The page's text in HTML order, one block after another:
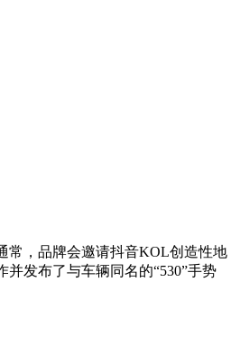
常，品牌会邀请抖音KOL创造性地
发布了与车辆同名的“530”手势